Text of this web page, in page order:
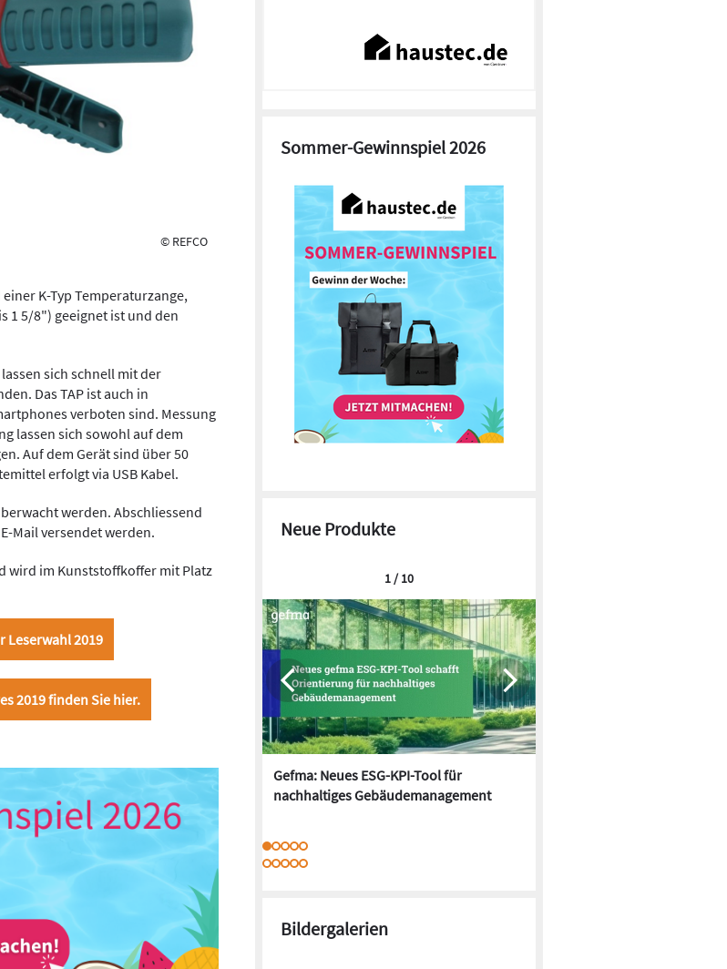
© REFCO
K-Typ Temperaturzange,
1 5/8") geeignet ist und den
sich schnell mit der
Das TAP ist auch in
verboten sind. Messung
lassen sich sowohl auf dem
Auf dem Gerät sind über 50
erfolgt via USB Kabel.
werden. Abschliessend
Mail versendet werden.
wird im Kunststoffkoffer mit Platz
Leserwahl 2019
2019 finden Sie hier.
Sommer-Gewinnspiel 2026
Neue Produkte
Gefma: Neues ESG-KPI-Tool für
nachhaltiges Gebäudemanagement
1 / 10
Bildergalerien